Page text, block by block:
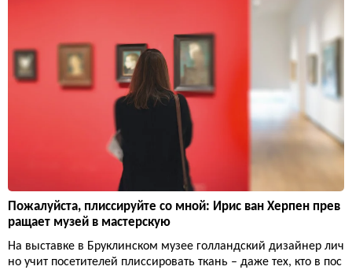
Пожалуйста, плиссируйте со мной: Ирис ван Херпен прев
ращает музей в мастерскую
На выставке в Бруклинском музее голландский дизайнер лич
но учит посетителей плиссировать ткань – даже тех, кто в пос